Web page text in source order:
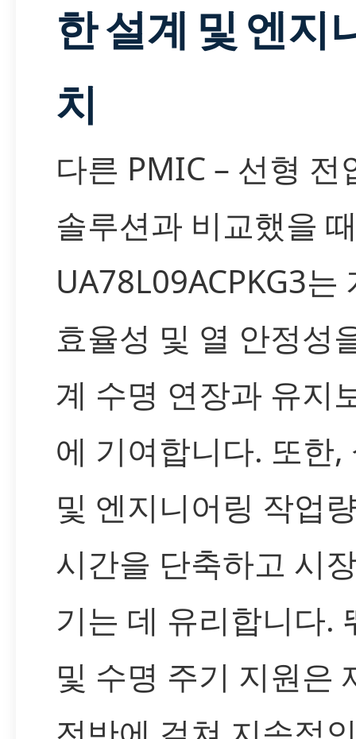
한 설계 및 엔지
치
다른 PMIC – 선형
솔루션과 비교했을
UA78L09ACPKG3는
효율성 및 열 안정성
계 수명 연장과 유지
에 기여합니다. 또한,
및 엔지니어링 작업
시간을 단축하고 시
기는 데 유리합니다.
및 수명 주기 지원은